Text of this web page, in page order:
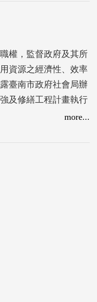
權，監督政府及其所
資源之經濟性、效率
臺南市政府社會局辦
及修繕工程計畫執行
期程，未能如期提供
局檢討改進，並已於
日間照顧量能，松柏
業，提供長者健康
量能。
more...